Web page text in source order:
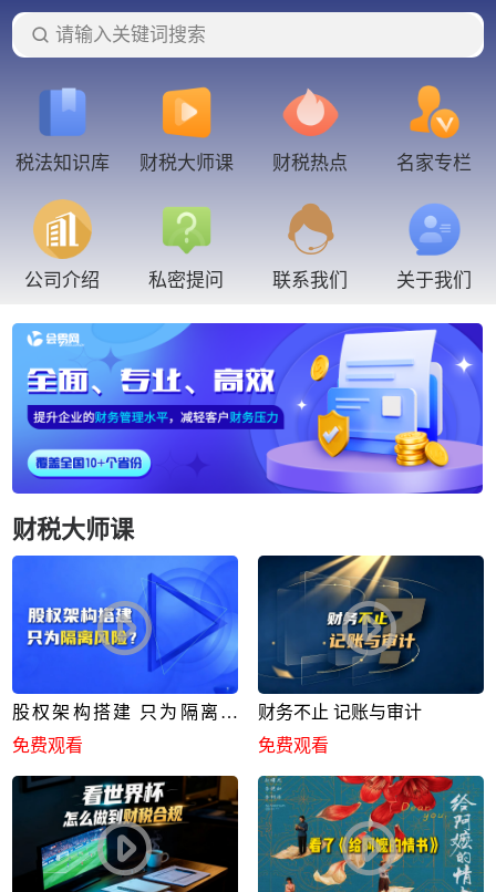
请输入关键词搜索
税法知识库 财税大师课 财税热点 名家专栏
公司介绍 私密提问 联系我们 关于我们
财税大师课
股权架构搭建 只为隔离风
险？
免费观看
财务不止 记账与审计
免费观看